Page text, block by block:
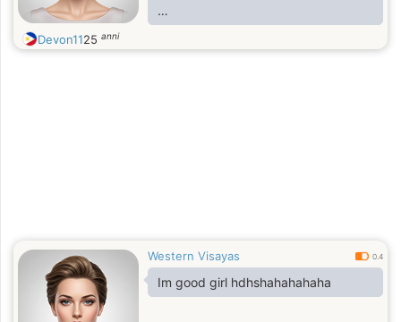
Flawed but is trying her best to
survive !
service, Words of affirmation, and
Devon1125 anni
Western Visayas 0.4
Im good girl hdhshahahahaha